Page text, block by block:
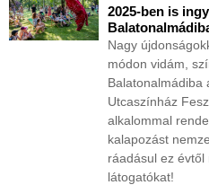
2025-ben is
Nagy
módon vidám,
Balatonalmádiba
Utcaszínház
alkalommal
kalapozást
ráadásul ez
látogatókat!